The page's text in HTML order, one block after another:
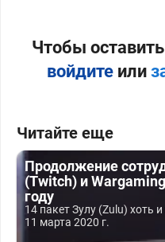
Чтобы
войдитеили
Читайте еще
Продолжение
(Twitch) и
году
14 пакет Зулу (Zulu) хоть
11 марта 2020 г.